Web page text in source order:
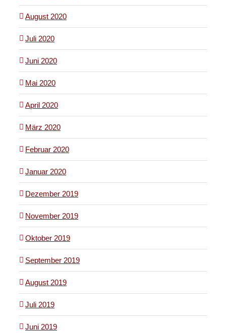
August 2020
Juli 2020
Juni 2020
Mai 2020
April 2020
März 2020
Februar 2020
Januar 2020
Dezember 2019
November 2019
Oktober 2019
September 2019
August 2019
Juli 2019
Juni 2019